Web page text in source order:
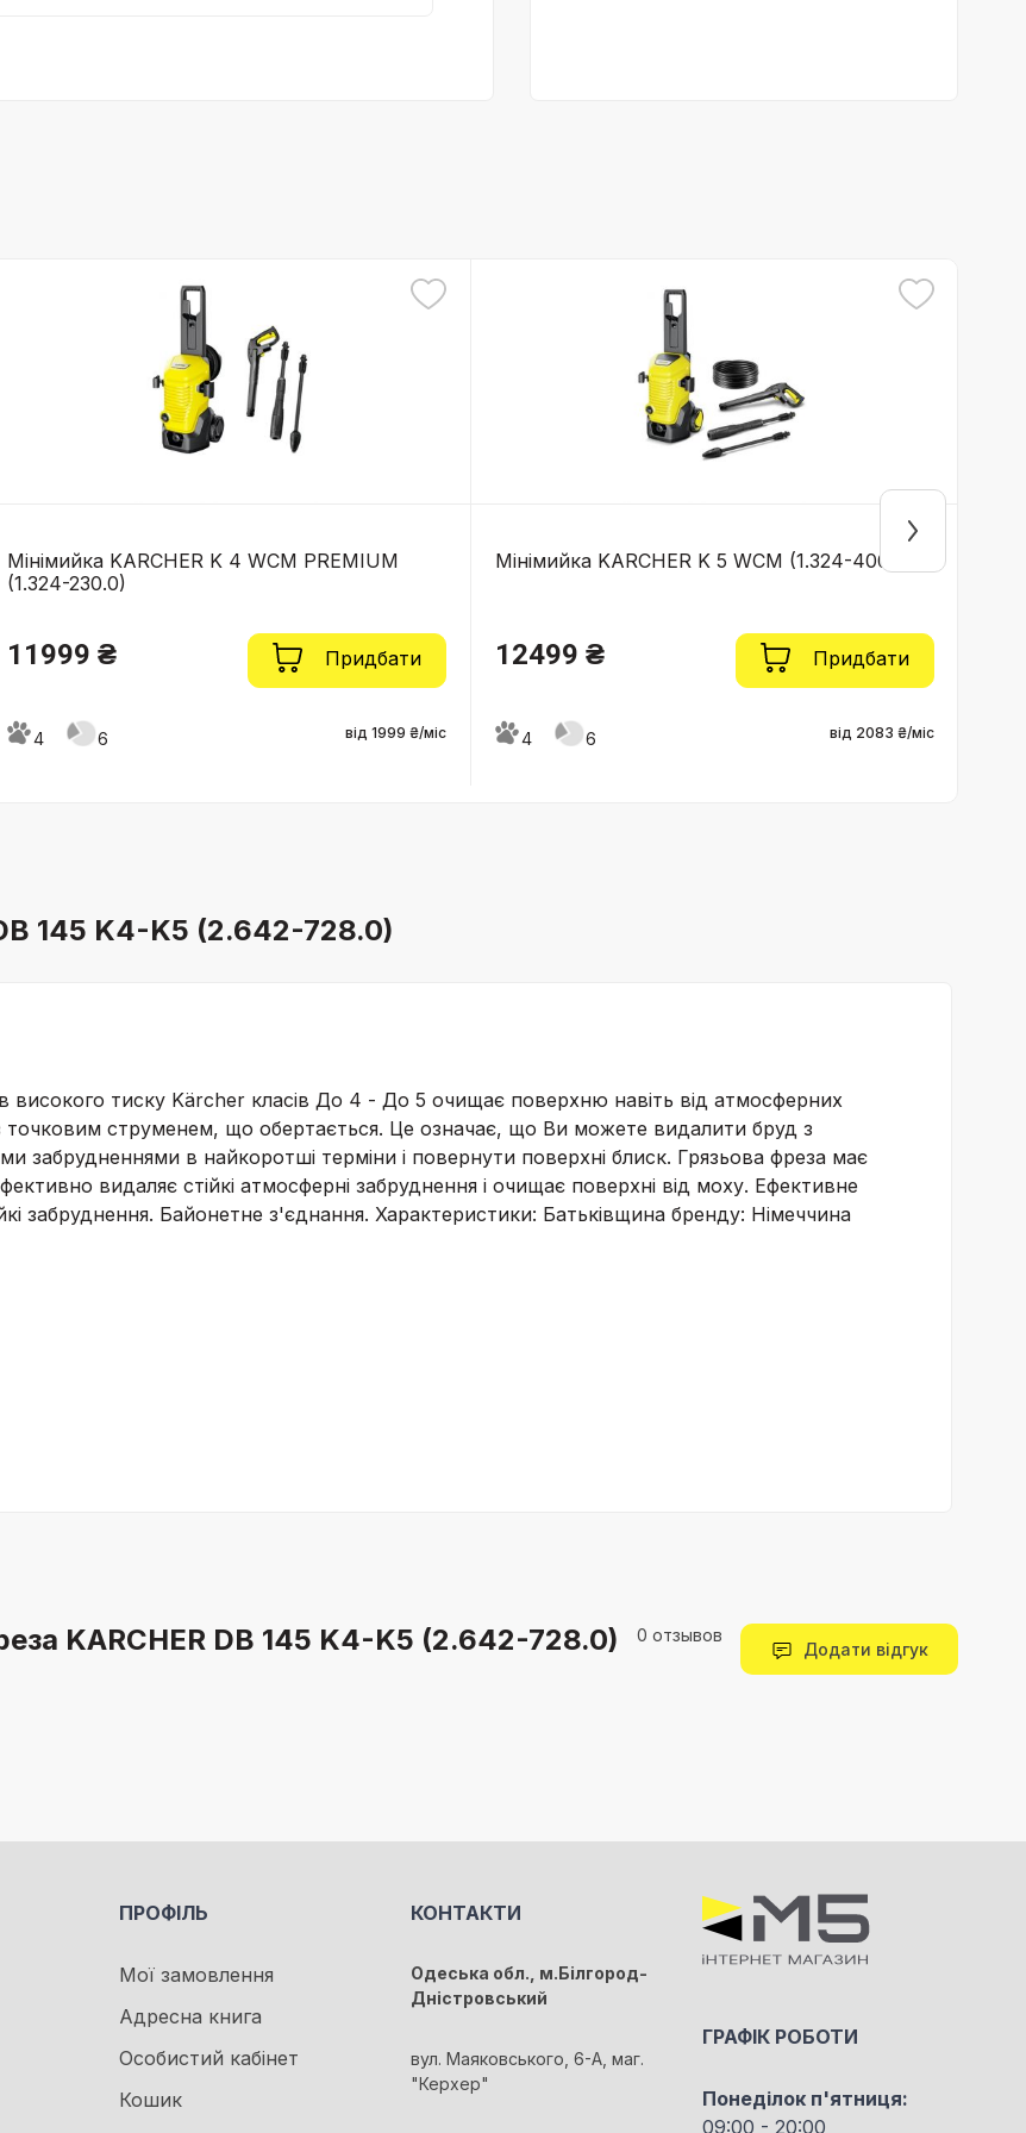
Мінімийка KARCHER K 4 WCM PREMIUM
(1.324-230.0)
11999 ₴ Придбати
4 6 від 1999 ₴/міс
Мінімийка KARCHER K 5 WCM (1.324-400.0)
12499 ₴ Придбати
4 6 від 2083 ₴/міс
145 K4-K5 (2.642-728.0)
високого тиску Kärcher класів До 4 - До 5 очищає поверхню навіть від атмосферних
струменем, що обертається. Це означає, що Ви можете видалити бруд з
в найкоротші терміни і повернути поверхні блиск. Грязьова фреза має
видаляє стійкі атмосферні забруднення і очищає поверхні від моху. Ефективне
забруднення. Байонетне з'єднання. Характеристики: Батьківщина бренду: Німеччина
KARCHER DB 145 K4-K5 (2.642-728.0) 0 отзывов
Додати відгук
ПРОФІЛЬ
Мої замовлення
Адресна книга
Особистий кабінет
Кошик
КОНТАКТИ
Одеська обл., м.Білгород-
Дністровський
вул. Маяковського, 6-А, маг.
"Керхер"
ГРАФІК РОБОТИ
Понеділок п'ятниця:
09:00 - 20:00